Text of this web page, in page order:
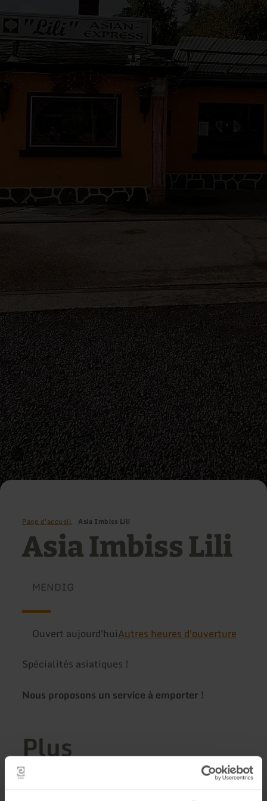
Page d'accueil Asia Imbiss Lili
Asia Imbiss Lili
MENDIG
Ouvert aujourd'huiAutres heures d'ouverture
Spécialités asiatiques !
Nous proposons un service à emporter !
Plus
d'informations